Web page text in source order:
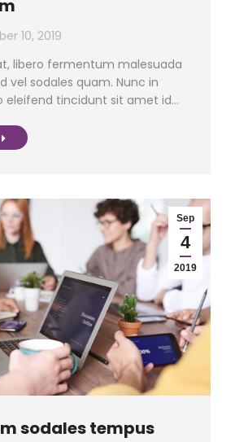
10, 2019
libero fermentum malesuada
vel sodales quam. Nunc in
eleifend tincidunt sit amet id…
Sep
4
2019
sodales tempus